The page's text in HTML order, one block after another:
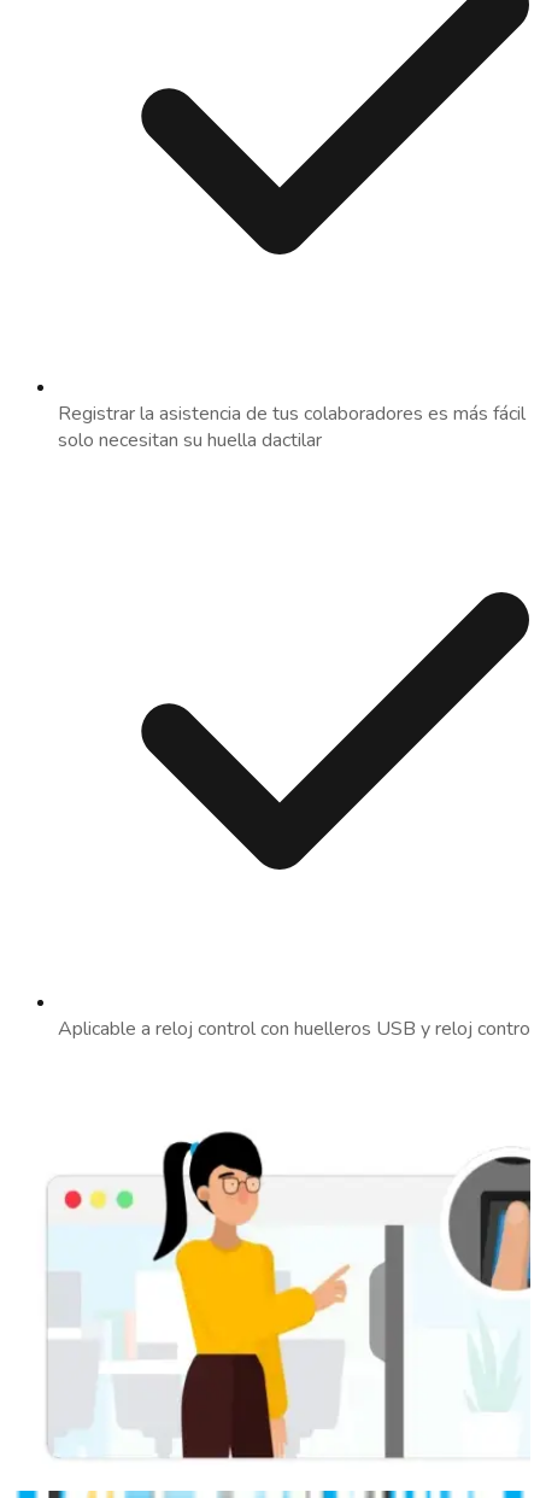
Registrar la asistencia de tus colaboradores es más fácil
solo necesitan su huella dactilar
Aplicable a reloj control con huelleros USB y reloj